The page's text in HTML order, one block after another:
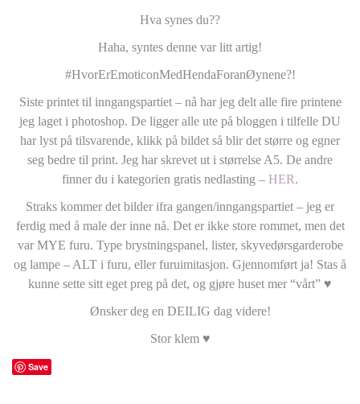
Hva synes du??
Haha, syntes denne var litt artig!
#HvorErEmoticonMedHendaForanØynene?!
Siste printet til inngangspartiet – nå har jeg delt alle fire printene
jeg laget i photoshop. De ligger alle ute på bloggen i tilfelle DU
har lyst på tilsvarende, klikk på bildet så blir det større og egner
seg bedre til print. Jeg har skrevet ut i størrelse A5. De andre
finner du i kategorien gratis nedlasting – HER.
Straks kommer det bilder ifra gangen/inngangspartiet – jeg er
ferdig med å male der inne nå. Det er ikke store rommet, men det
var MYE furu. Type brystningspanel, lister, skyvedørsgarderobe
og lampe – ALT i furu, eller furuimitasjon. Gjennomført ja! Stas å
kunne sette sitt eget preg på det, og gjøre huset mer “vårt” ♥
Ønsker deg en DEILIG dag videre!
Stor klem ♥
Save